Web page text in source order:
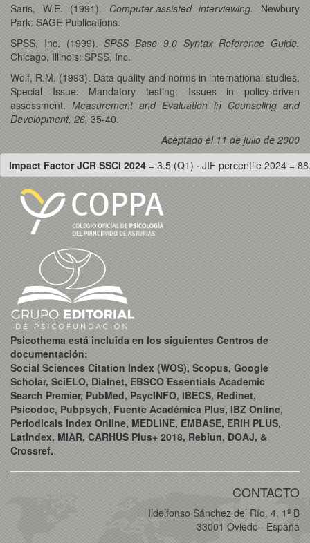
Saris, W.E. (1991). Computer-assisted interviewing.
Newbury
Park: SAGE Publications.
SPSS, Inc. (1999).SPSS Base 9.0 Syntax Reference Guide.
Chicago, Illinois: SPSS, Inc.
Wolf, R.M. (1993). Data quality and norms in international studies.
Special Issue: Mandatory testing: Issues in policy-driven
assessment. Measurement and Evaluation in Counseling and
Development, 26, 35-40.
Aceptado el 11 de julio de 2000
Impact Factor JCR SSCI 2024 = 3.5 (Q1) · JIF percentile 2024 =
Psicothema está incluida en los siguientes Centros de
documentación:
Social Sciences Citation Index (WOS), Scopus, Google
Scholar, SciELO, Dialnet, EBSCO Essentials Academic
Search Premier, PubMed, PsycINFO, IBECS, Redinet,
Psicodoc, Pubpsych, Fuente Académica Plus, IBZ Online,
Periodicals Index Online, MEDLINE, EMBASE, ERIH PLUS,
Latindex, MIAR, CARHUS Plus+ 2018, Rebiun, DOAJ, &
Crossref.
CONTACTO
Ildelfonso Sánchez del Río, 4, 1º B
33001 Oviedo · España